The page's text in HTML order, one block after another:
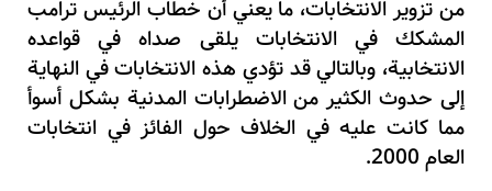
من تزوير الانتخابات، ما يعني أن خطاب الرئيس ترامب
المشكك في الانتخابات يلقى صداه في قواعده
الانتخابية، وبالتالي قد تؤدي هذه الانتخابات في النهاية
إلى حدوث الكثير من الاضطرابات المدنية بشكل أسوأ
مما كانت عليه في الخلاف حول الفائز في انتخابات
العام 2000.